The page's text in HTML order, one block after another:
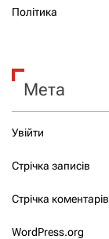
Політика
Мета
Увійти
Стрічка записів
Стрічка коментарів
WordPress.org